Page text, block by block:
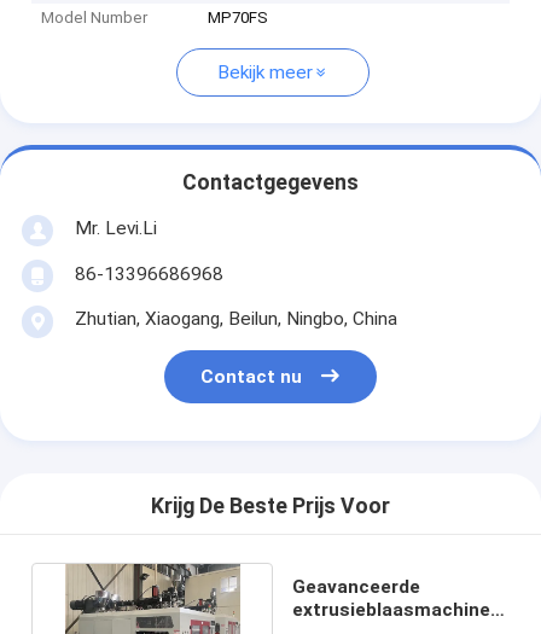
Model Number MP70FS
Bekijk meer
Contactgegevens
Mr. Levi.Li
86-13396686968
Zhutian, Xiaogang, Beilun, Ningbo, China
Contact nu
Krijg De Beste Prijs Voor
Geavanceerde
extrusieblaasmachine